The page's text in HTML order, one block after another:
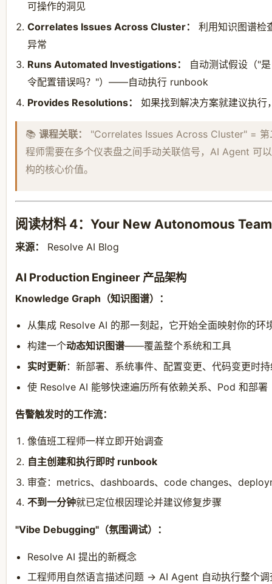
可操作的洞见
Correlates Issues Across Cluster：
利用知识图谱检
异常
Runs Automated Investigations：
自动测试假设（"
令配置错误吗？"）——自动执行 runbook
Provides Resolutions：
如果找到解决方案就建议执行
📚课程关联：
"Correlates Issues Across Cluster" =
程师需要在多个仪表盘之间手动关联信号，AI Agent
构的核心价值。
阅读材料 4：Your New Autonomous
来源： Resolve AI Blog
AI Production Engineer 产品架构
Knowledge Graph（知识图谱）：
从集成 Resolve AI 的那一刻起，它开始全面映射你的环
构建一个动态知识图谱——覆盖整个系统和工具
实时更新：新部署、系统事件、配置变更、代码变更时
使 Resolve AI 能够快速遍历所有依赖关系、Pod 和部署
告警触发时的工作流：
像值班工程师一样立即开始调查
自主创建和执行即时 runbook
审查：metrics、dashboards、code changes、
不到一分钟就已定位根因理论并建议修复步骤
"Vibe Debugging"（氛围调试）：
Resolve AI 提出的新概念
工程师用自然语言描述问题 → AI Agent 自动执行整个调